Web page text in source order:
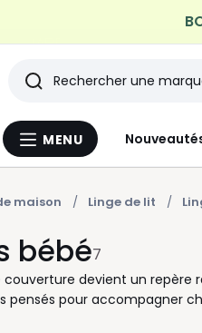
Profitez de la
Menu
MENU
Rechercher
Les
derniers
articles
consultés
maison Linge de lit
bébé7
couverture devient un repère
pensés pour accompagner
gagnez en simplicité,